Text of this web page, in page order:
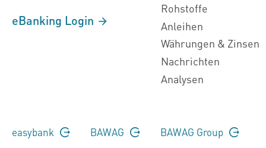
eBanking Login
Rohstoffe
Anleihen
Währungen & Zinsen
Nachrichten
Analysen
easybank BAWAG BAWAG Group